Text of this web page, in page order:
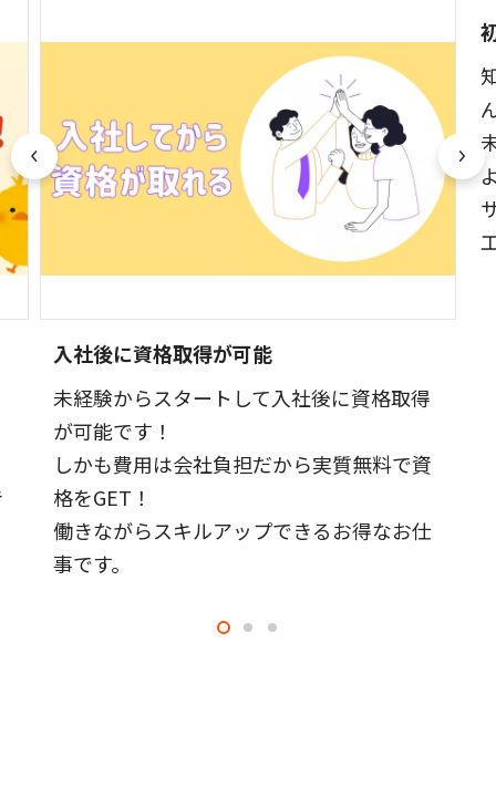
入社後に資格取得が可能
未経験からスタートして入社後に資格取得
が可能です！
しかも費用は会社負担だから実質無料で資
格をGET！
働きながらスキルアップできるお得なお仕
事です。